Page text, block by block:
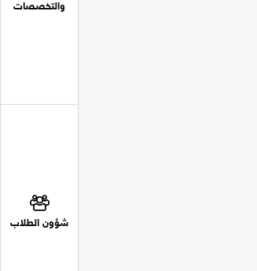
والتخصصات
شؤون الطلاب